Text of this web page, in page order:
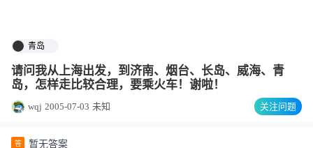
青岛
请问我从上海出发，到济南、烟台、长岛、威海、青
岛，怎样走比较合理，要乘火车！谢啦！
wqj 2005-07-03 未知 关注问题
答 暂无答案